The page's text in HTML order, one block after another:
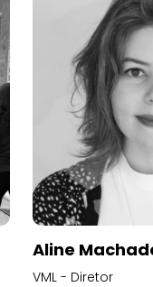
Aline
VML - Diretor